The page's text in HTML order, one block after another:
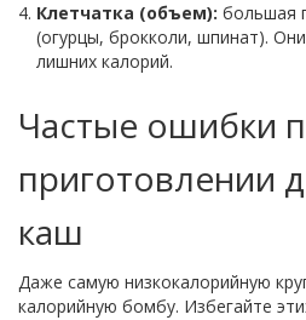
Клетчатка (объем): большая
(огурцы, брокколи, шпинат).
лишних калорий.
Частые ошибки
приготовлении
каш
Даже самую низкокалорийную
калорийную бомбу. Избегайте